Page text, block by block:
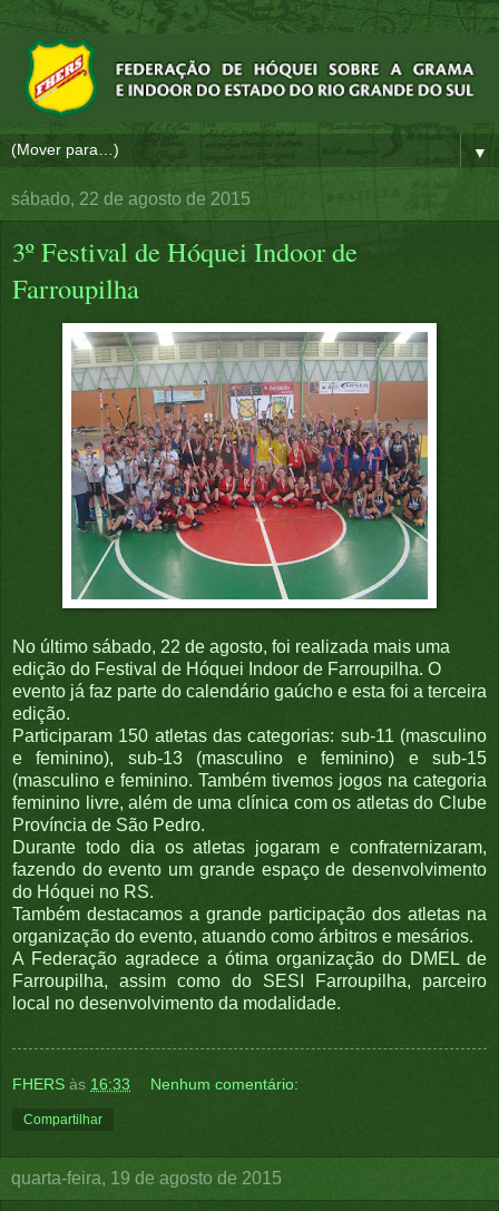
▼
sábado, 22 de agosto de 2015
3º Festival de Hóquei Indoor de
Farroupilha
No último sábado, 22 de agosto, foi realizada mais uma
edição do Festival de Hóquei Indoor de Farroupilha. O
evento já faz parte do calendário gaúcho e esta foi a terceira
edição.
Participaram 150 atletas das categorias: sub-11 (masculino
e feminino), sub-13 (masculino e feminino) e sub-15
(masculino e feminino. Também tivemos jogos na categoria
feminino livre, além de uma clínica com os atletas do Clube
Província de São Pedro.
Durante todo dia os atletas jogaram e confraternizaram,
fazendo do evento um grande espaço de desenvolvimento
do Hóquei no RS.
Também destacamos a grande participação dos atletas na
organização do evento, atuando como árbitros e mesários.
A Federação agradece a ótima organização do DMEL de
Farroupilha, assim como do SESI Farroupilha, parceiro
local no desenvolvimento da modalidade.
FHERS às 16:33 Nenhum comentário:
Compartilhar
quarta-feira, 19 de agosto de 2015